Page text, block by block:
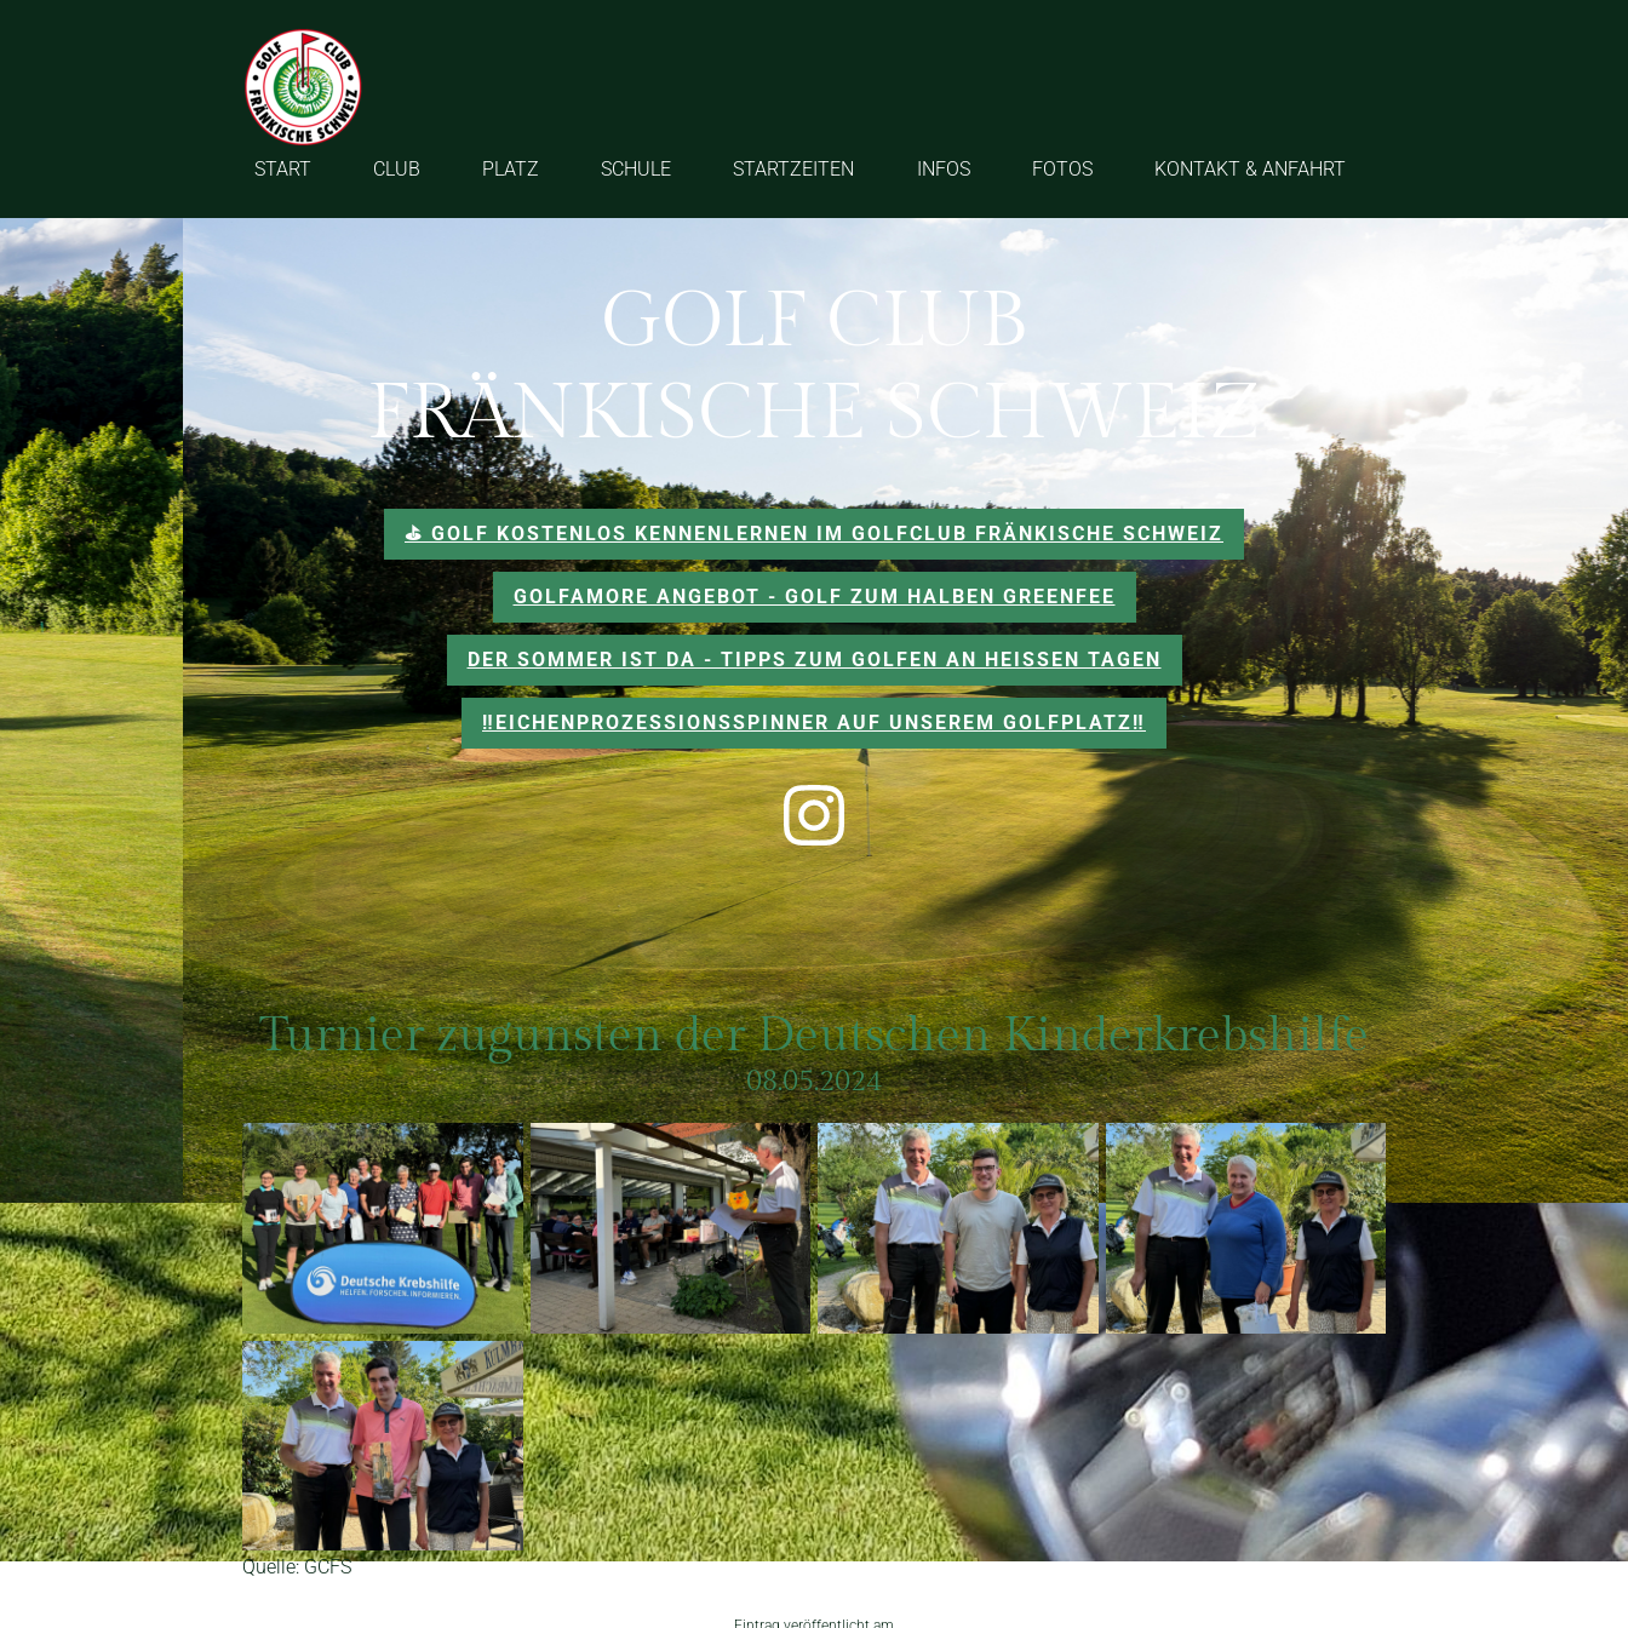
START CLUB PLATZ SCHULE STARTZEITEN INFOS FOTOS KONTAKT & ANFAHRT
GOLF CLUB
FRÄNKISCHE SCHWEIZ
⛳️ GOLF KOSTENLOS KENNENLERNEN IM GOLFCLUB FRÄNKISCHE SCHWEIZ
GOLFAMORE ANGEBOT - GOLF ZUM HALBEN GREENFEE
DER SOMMER IST DA - TIPPS ZUM GOLFEN AN HEISSEN TAGEN
‼️EICHENPROZESSIONSSPINNER AUF UNSEREM GOLFPLATZ‼️
Turnier zugunsten der Deutschen Kinderkrebshilfe
08.05.2024
Quelle: GCFS